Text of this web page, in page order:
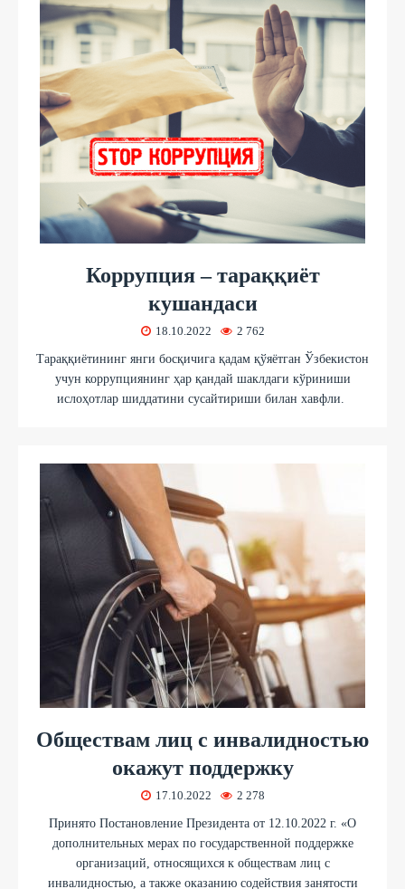
Коррупция – тараққиёт
кушандаси
18.10.2022 2 762
Тараққиётининг янги босқичига қадам қўяётган Ўзбекистон
учун коррупциянинг ҳар қандай шаклдаги кўриниши
ислоҳотлар шиддатини сусайтириши билан хавфли.
Обществам лиц с инвалидностью
окажут поддержку
17.10.2022 2 278
Принято Постановление Президента от 12.10.2022 г. «О
дополнительных мерах по государственной поддержке
организаций, относящихся к обществам лиц с
инвалидностью, а также оказанию содействия занятости